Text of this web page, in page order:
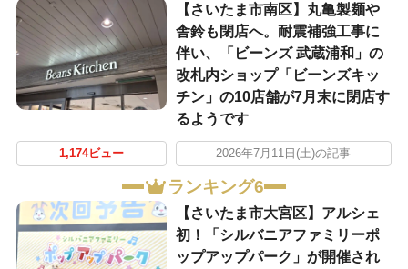
【さいたま市南区】丸亀製麺や
舎鈴も閉店へ。耐震補強工事に
伴い、「ビーンズ 武蔵浦和」の
改札内ショップ「ビーンズキッ
チン」の10店舗が7月末に閉店す
るようです
1,174ビュー 2026年7月11日(土)の記事
ランキング6
【さいたま市大宮区】アルシェ
初！「シルバニアファミリーポ
ップアップパーク」が開催され